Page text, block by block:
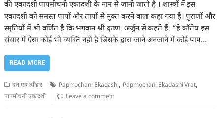
की एकादशी पापमोचनी एकादशी के नाम से जानी जाती है । शास्त्रों में इस
एकादशी को समस्त पापों और तापों से मुक्त करने वाला कहा गया है। पुराणों और
स्मृतियों में भी वर्णित है कि भगवान श्री कृष्ण, अर्जुन से कहते हैं, “हे कौंतेय इस
संसार में ऐसा कोई भी व्यक्ति नहीं है जिसके द्वारा जाने-अनजाने में कोई पाप…
READ MORE
व्रत एवं त्यौहार Papmochani Ekadashi, Papmochani Ekadashi Vrat,
पापमोचनी एकादशी Leave a comment